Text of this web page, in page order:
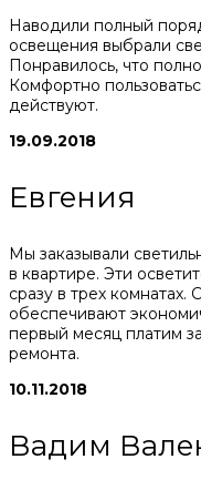
Наводили полный
освещения выбрали
Понравилось, что
Комфортно
действуют.
19.09.2018
Евгения
Мы заказывали
в квартире. Эти
сразу в трех комнатах.
обеспечивают
первый месяц платим
ремонта.
10.11.2018
Вадим